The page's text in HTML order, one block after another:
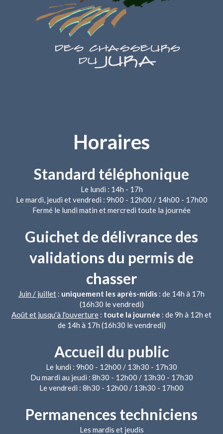
Horaires
Standard téléphonique
Le lundi : 14h - 17h
Le mardi, jeudi et vendredi : 9h00 - 12h00 / 14h00 - 17h00
Fermé le lundi matin et mercredi toute la journée
Guichet de délivrance des
validations du permis de
chasser
Juin / juillet : uniquement les après-midis : de 14h à 17h
(16h30 le vendredi)
Août et jusqu'à l'ouverture : toute la journée : de 9h à 12h et
de 14h à 17h (16h30 le vendredi)
Accueil du public
Le lundi : 9h00 - 12h00 / 13h30 - 17h30
Du mardi au jeudi : 8h30 - 12h00 / 13h30 - 17h30
Le vendredi : 8h30 - 12h00 / 13h30 - 17h00
Permanences techniciens
Les mardis et jeudis